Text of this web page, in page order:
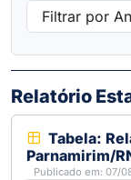
Relatório
Tabela:
Parnamirim/
Publicado em: 07/